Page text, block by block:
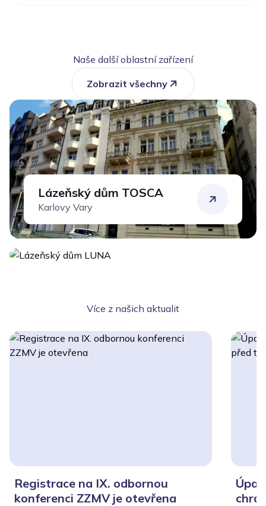
Naše další oblastní zařízení
Zobrazit všechny
Lázeňský dům TOSCA
Karlovy Vary
Lázeňský dům LUNA
Františkovy Lázně
Více z našich aktualit
Registrace na IX. odbornou
konferenci ZZMV je otevřena